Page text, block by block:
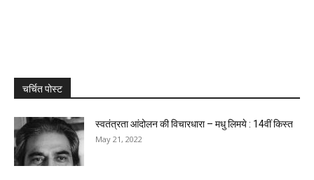
चर्चित पोस्ट
स्वतंत्रता आंदोलन की विचारधारा – मधु लिमये : 14वीं किस्त
May 21, 2022